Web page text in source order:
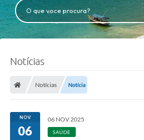
O que voce procura?
Notícias
Notícias Notícia
NOV
06
06 NOV 2025
SAÚDE